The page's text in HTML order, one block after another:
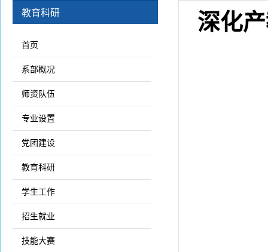
教育科研
首页
系部概况
师资队伍
专业设置
党团建设
教育科研
学生工作
招生就业
技能大赛
深化